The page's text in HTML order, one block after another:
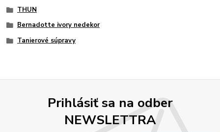
THUN
Bernadotte ivory nedekor
Tanierové súpravy
Prihlásiť sa na odber
NEWSLETTRA